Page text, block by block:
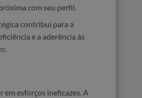
com seu perfil.
contribui para a
e a aderência às
esforços ineficazes. A